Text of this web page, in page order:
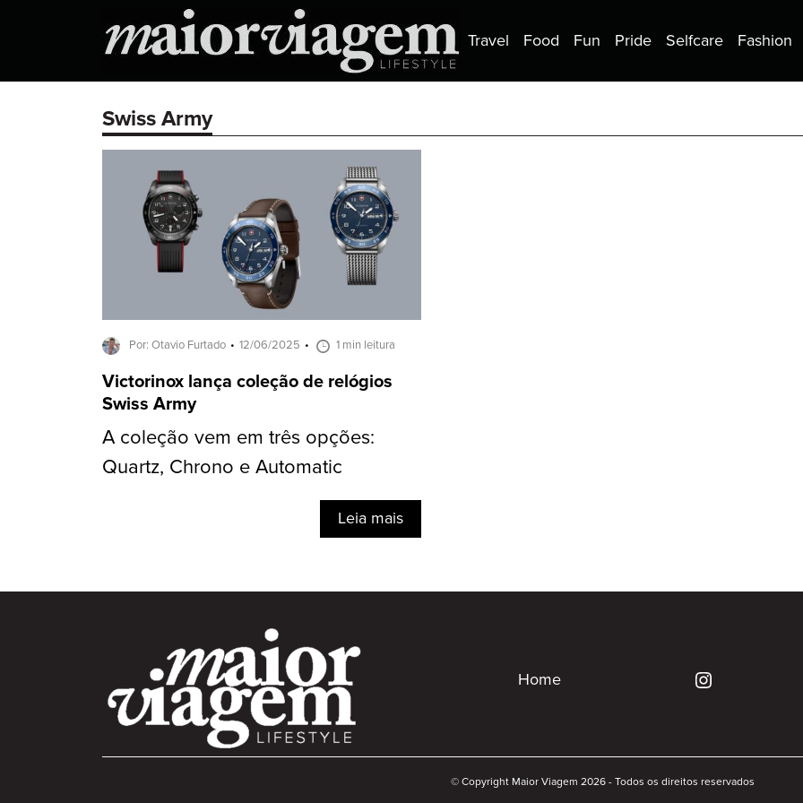
Travel Food Fun Pride Selfcare Fashion
Swiss Army
Por: Otavio Furtado 12/06/2025 1 min leitura
Victorinox lança coleção de relógios
Swiss Army
A coleção vem em três opções:
Quartz, Chrono e Automatic
Leia mais
Home
© Copyright Maior Viagem 2026 - Todos os direitos reservados